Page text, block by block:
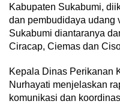
Kabupaten Sukabumi,
dan pembudidaya udang
Sukabumi diantaranya
Ciracap, Ciemas dan
Kepala Dinas Perikanan
Nurhayati menjelaskan
komunikasi dan